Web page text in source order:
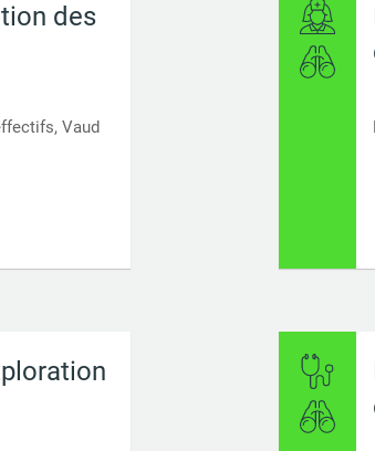
des
Vaud